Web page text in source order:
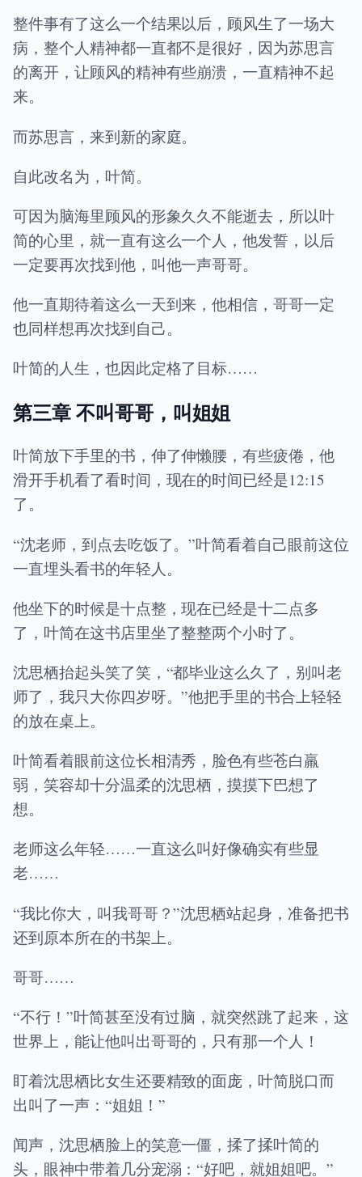
整件事有了这么一个结果以后，顾风生了一场大
病，整个人精神都一直都不是很好，因为苏思言
的离开，让顾风的精神有些崩溃，一直精神不起
来。
而苏思言，来到新的家庭。
自此改名为，叶简。
可因为脑海里顾风的形象久久不能逝去，所以叶
简的心里，就一直有这么一个人，他发誓，以后
一定要再次找到他，叫他一声哥哥。
他一直期待着这么一天到来，他相信，哥哥一定
也同样想再次找到自己。
叶简的人生，也因此定格了目标……
第三章 不叫哥哥，叫姐姐
叶简放下手里的书，伸了伸懒腰，有些疲倦，他
滑开手机看了看时间，现在的时间已经是12:15
了。
“沈老师，到点去吃饭了。”叶简看着自己眼前这位
一直埋头看书的年轻人。
他坐下的时候是十点整，现在已经是十二点多
了，叶简在这书店里坐了整整两个小时了。
沈思栖抬起头笑了笑，“都毕业这么久了，别叫老
师了，我只大你四岁呀。”他把手里的书合上轻轻
的放在桌上。
叶简看着眼前这位长相清秀，脸色有些苍白羸
弱，笑容却十分温柔的沈思栖，摸摸下巴想了
想。
老师这么年轻……一直这么叫好像确实有些显
老……
“我比你大，叫我哥哥？”沈思栖站起身，准备把书
还到原本所在的书架上。
哥哥……
“不行！”叶简甚至没有过脑，就突然跳了起来，这
世界上，能让他叫出哥哥的，只有那一个人！
盯着沈思栖比女生还要精致的面庞，叶简脱口而
出叫了一声：“姐姐！”
闻声，沈思栖脸上的笑意一僵，揉了揉叶简的
头，眼神中带着几分宠溺：“好吧，就姐姐吧。”